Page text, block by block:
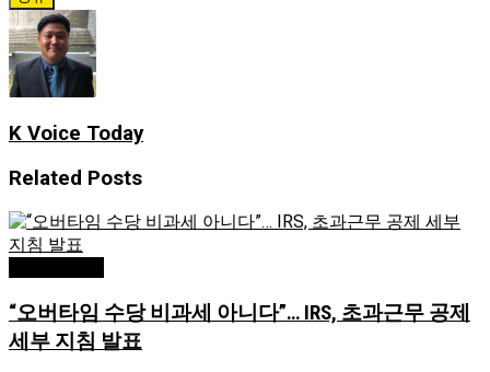
K Voice Today
Related Posts
“오버타임 수당 비과세 아니다”… IRS, 초과근무 공제
세부 지침 발표